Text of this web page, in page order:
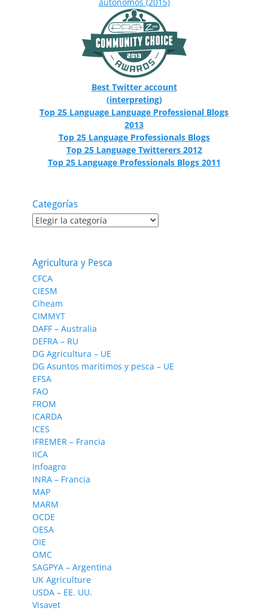
Best Twitter account
(interpreting)
Top 25 Language Language Professional Blogs
2013
Top 25 Language Professionals Blogs
Top 25 Language Twitterers 2012
Top 25 Language Professionals Blogs 2011
Categorías
Categorías
Agricultura y Pesca
CFCA
CIESM
Ciheam
CIMMYT
DAFF – Australia
DEFRA – RU
DG Agricultura – UE
DG Asuntos marítimos y pesca – UE
EFSA
FAO
FROM
ICARDA
ICES
IFREMER – Francia
IICA
Infoagro
INRA – Francia
MAP
MARM
OCDE
OESA
OIE
OMC
SAGPYA – Argentina
UK Agriculture
USDA – EE. UU.
Visavet